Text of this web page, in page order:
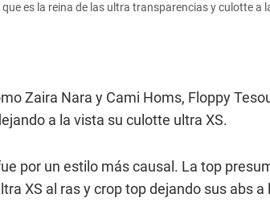
es la reina de las ultra transparencias y culotte a
Zaira Nara y Cami Homs, Floppy
a la vista su culotte ultra XS.
por un estilo más causal. La top
XS al ras y crop top dejando sus abs